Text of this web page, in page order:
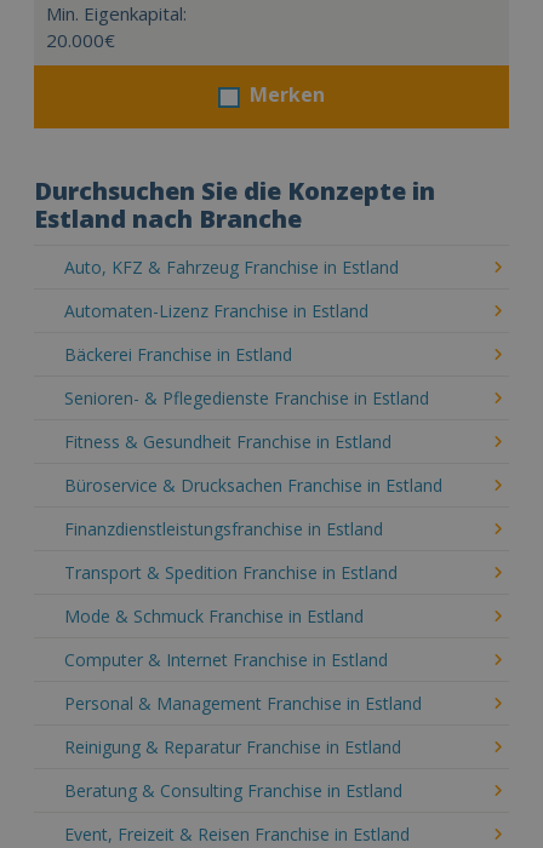
Min. Eigenkapital:
20.000€
Merken
Durchsuchen Sie die Konzepte in
Estland nach Branche
Auto, KFZ & Fahrzeug Franchise in Estland
Automaten-Lizenz Franchise in Estland
Bäckerei Franchise in Estland
Senioren- & Pflegedienste Franchise in Estland
Fitness & Gesundheit Franchise in Estland
Büroservice & Drucksachen Franchise in Estland
Finanzdienstleistungsfranchise in Estland
Transport & Spedition Franchise in Estland
Mode & Schmuck Franchise in Estland
Computer & Internet Franchise in Estland
Personal & Management Franchise in Estland
Reinigung & Reparatur Franchise in Estland
Beratung & Consulting Franchise in Estland
Event, Freizeit & Reisen Franchise in Estland